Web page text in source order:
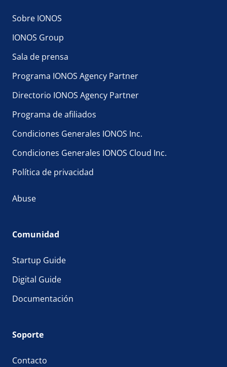
Sobre IONOS
IONOS Group
Sala de prensa
Programa IONOS Agency Partner
Directorio IONOS Agency Partner
Programa de afiliados
Condiciones Generales IONOS Inc.
Condiciones Generales IONOS Cloud Inc.
Política de privacidad
Abuse
Comunidad
Startup Guide
Digital Guide
Documentación
Soporte
Contacto